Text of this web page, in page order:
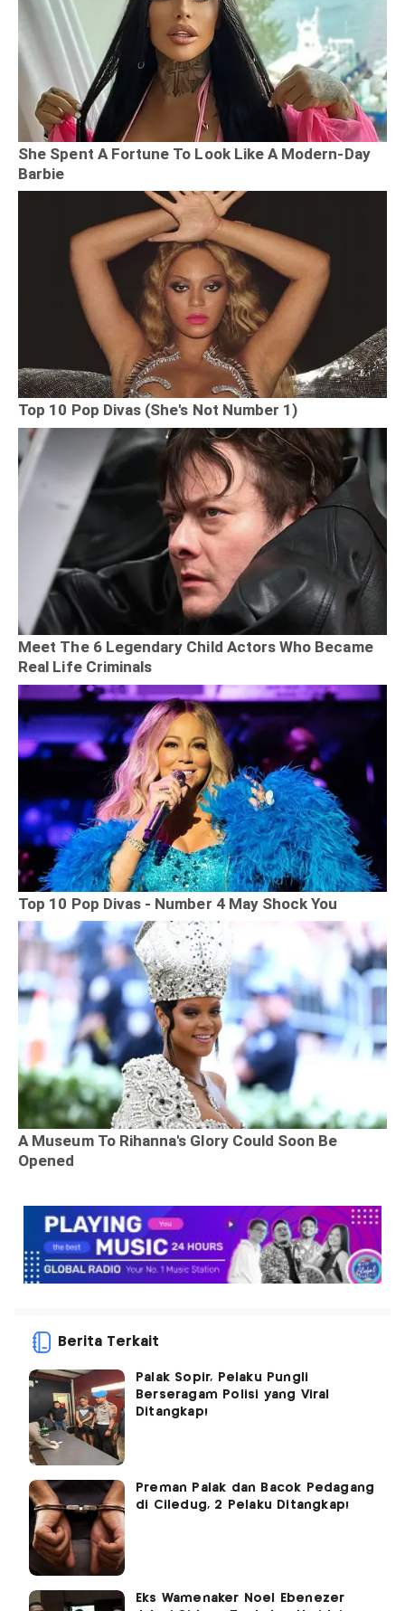
Berita Terkait
Palak Sopir, Pelaku Pungli
Berseragam Polisi yang Viral
Ditangkap!
Preman Palak dan Bacok Pedagang
di Ciledug, 2 Pelaku Ditangkap!
Eks Wamenaker Noel Ebenezer